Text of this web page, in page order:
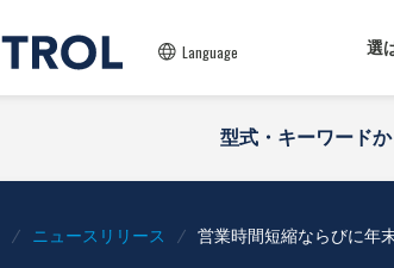
Language 選
型式・キーワード
ニュースリリース 営業時間短縮ならびに年